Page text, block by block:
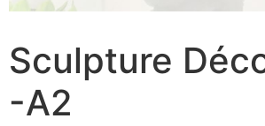
Sculpture
-A2